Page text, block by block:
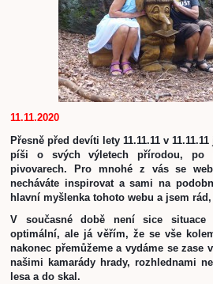
11.11.2020
Přesně před devíti lety 11.11.11 v
píši o svých výletech přírodou, po
pivovarech. Pro mnohé z vás se
necháváte inspirovat a sami na
hlavní myšlenka tohoto webu a jsem
V současné době není sice
optimální, ale já věřím, že se vše
nakonec přemůžeme a vydáme se zase
našimi kamarády hrady, rozhlednami
lesa a do skal.